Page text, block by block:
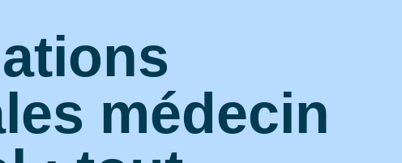
médecin